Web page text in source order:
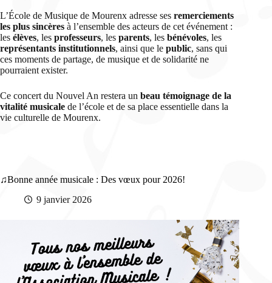
L’École de Musique de Mourenx adresse ses remerciements
les plus sincères à l’ensemble des acteurs de cet événement :
les élèves, les professeurs, les parents, les bénévoles, les
représentants institutionnels, ainsi que le public, sans qui
ces moments de partage, de musique et de solidarité ne
pourraient exister.
Ce concert du Nouvel An restera un beau témoignage de la
vitalité musicale de l’école et de sa place essentielle dans la
vie culturelle de Mourenx.
Bonne année musicale : Des vœux pour 2026!
9 janvier 2026